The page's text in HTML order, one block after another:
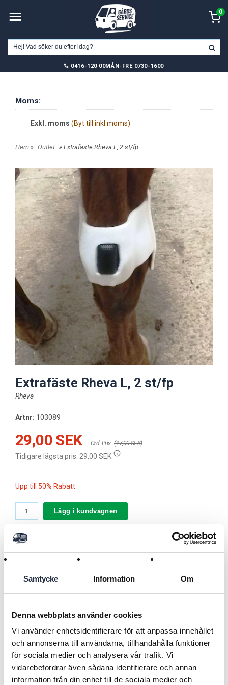
Samtycke Information Om
Denna webbplats använder cookies
Vi använder enhetsidentifierare för att anpassa innehållet
och annonserna till användarna, tillhandahålla funktioner
för sociala medier och analysera vår trafik. Vi
vidarebefordrar även sådana identifierare och annan
information från din enhet till de sociala medier och
0
0416-120 00MÅN-FRE 0730-1600
Moms:
Exkl. moms (Byt till inkl.moms)
Hem » Outlet » Extrafäste Rheva L, 2 st/fp
Extrafäste Rheva L, 2 st/fp
Rheva
Artnr: 103089
29,00 SEK Ord. Pris (47,00 SEK)
Tidigare lägsta pris: 29,00 SEK
Upp till 50% Rabatt
Lägg i kundvagnen
Användningsområde
Varumärke Rheva
Typ Extrafäste till sårskydd
-------------------------------------------------------------------------
-------------------------------------------------------------------------
Antal 2-pack
Beskrivning
Dokument (1)
Video